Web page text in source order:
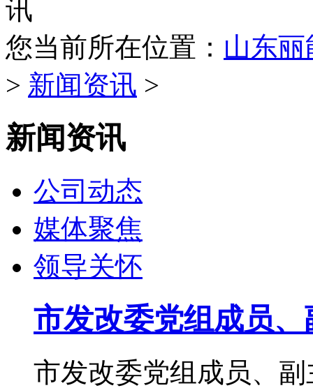
您当前所在位置： 山东
> 新闻资讯 >
新闻资讯
公司动态
媒体聚焦
领导关怀
市发改委党组成员
市发改委党组成员、